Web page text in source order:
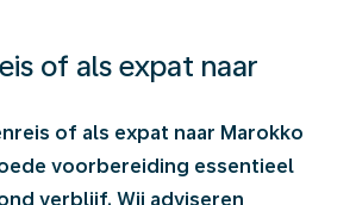
of als expat naar
of als expat naar Marokko
voorbereiding essentieel
verblijf. Wij adviseren